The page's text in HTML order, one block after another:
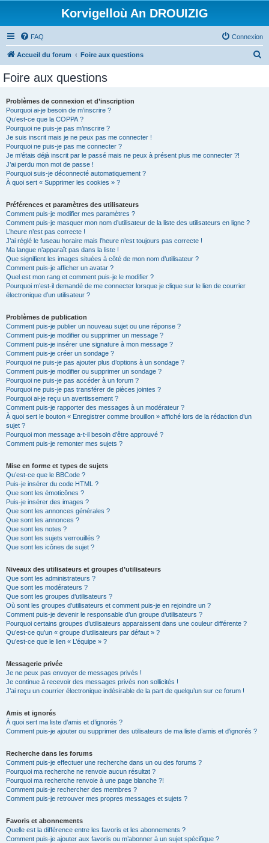
Korvigelloù An DROUIZIG
FAQ Connexion
Accueil du forum Foire aux questions
Foire aux questions
Problèmes de connexion et d’inscription
Pourquoi ai-je besoin de m’inscrire ?
Qu’est-ce que la COPPA ?
Pourquoi ne puis-je pas m’inscrire ?
Je suis inscrit mais je ne peux pas me connecter !
Pourquoi ne puis-je pas me connecter ?
Je m’étais déjà inscrit par le passé mais ne peux à présent plus me connecter ?!
J’ai perdu mon mot de passe !
Pourquoi suis-je déconnecté automatiquement ?
À quoi sert « Supprimer les cookies » ?
Préférences et paramètres des utilisateurs
Comment puis-je modifier mes paramètres ?
Comment puis-je masquer mon nom d’utilisateur de la liste des utilisateurs en ligne ?
L’heure n’est pas correcte !
J’ai réglé le fuseau horaire mais l’heure n’est toujours pas correcte !
Ma langue n’apparaît pas dans la liste !
Que signifient les images situées à côté de mon nom d’utilisateur ?
Comment puis-je afficher un avatar ?
Quel est mon rang et comment puis-je le modifier ?
Pourquoi m’est-il demandé de me connecter lorsque je clique sur le lien de courrier
électronique d’un utilisateur ?
Problèmes de publication
Comment puis-je publier un nouveau sujet ou une réponse ?
Comment puis-je modifier ou supprimer un message ?
Comment puis-je insérer une signature à mon message ?
Comment puis-je créer un sondage ?
Pourquoi ne puis-je pas ajouter plus d’options à un sondage ?
Comment puis-je modifier ou supprimer un sondage ?
Pourquoi ne puis-je pas accéder à un forum ?
Pourquoi ne puis-je pas transférer de pièces jointes ?
Pourquoi ai-je reçu un avertissement ?
Comment puis-je rapporter des messages à un modérateur ?
À quoi sert le bouton « Enregistrer comme brouillon » affiché lors de la rédaction d’un
sujet ?
Pourquoi mon message a-t-il besoin d’être approuvé ?
Comment puis-je remonter mes sujets ?
Mise en forme et types de sujets
Qu’est-ce que le BBCode ?
Puis-je insérer du code HTML ?
Que sont les émoticônes ?
Puis-je insérer des images ?
Que sont les annonces générales ?
Que sont les annonces ?
Que sont les notes ?
Que sont les sujets verrouillés ?
Que sont les icônes de sujet ?
Niveaux des utilisateurs et groupes d’utilisateurs
Que sont les administrateurs ?
Que sont les modérateurs ?
Que sont les groupes d’utilisateurs ?
Où sont les groupes d’utilisateurs et comment puis-je en rejoindre un ?
Comment puis-je devenir le responsable d’un groupe d’utilisateurs ?
Pourquoi certains groupes d’utilisateurs apparaissent dans une couleur différente ?
Qu’est-ce qu’un « groupe d’utilisateurs par défaut » ?
Qu’est-ce que le lien « L’équipe » ?
Messagerie privée
Je ne peux pas envoyer de messages privés !
Je continue à recevoir des messages privés non sollicités !
J’ai reçu un courrier électronique indésirable de la part de quelqu’un sur ce forum !
Amis et ignorés
À quoi sert ma liste d’amis et d’ignorés ?
Comment puis-je ajouter ou supprimer des utilisateurs de ma liste d’amis et d’ignorés ?
Recherche dans les forums
Comment puis-je effectuer une recherche dans un ou des forums ?
Pourquoi ma recherche ne renvoie aucun résultat ?
Pourquoi ma recherche renvoie à une page blanche ?!
Comment puis-je rechercher des membres ?
Comment puis-je retrouver mes propres messages et sujets ?
Favoris et abonnements
Quelle est la différence entre les favoris et les abonnements ?
Comment puis-je ajouter aux favoris ou m’abonner à un sujet spécifique ?